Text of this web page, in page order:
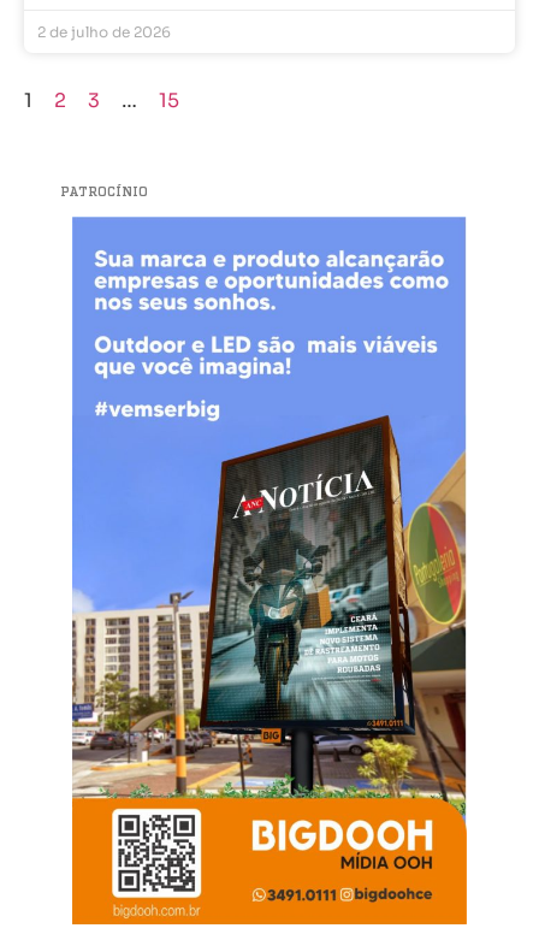
2 de julho de 2026
1 2 3 … 15
PATROCÍNIO